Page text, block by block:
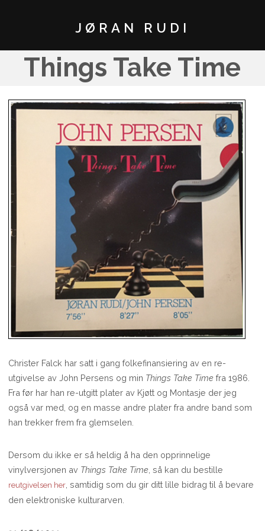
JØRAN RUDI
Things Take Time
Christer Falck har satt i gang folkefinansiering av en re-
utgivelse av John Persens og min Things Take Time fra 1986.
Fra før har han re-utgitt plater av Kjøtt og Montasje der jeg
også var med, og en masse andre plater fra andre band som
han trekker frem fra glemselen.
Dersom du ikke er så heldig å ha den opprinnelige
vinylversjonen av Things Take Time , så kan du bestille
reutgivelsen her , samtidig som du gir ditt lille bidrag til å bevare
den elektroniske kulturarven.